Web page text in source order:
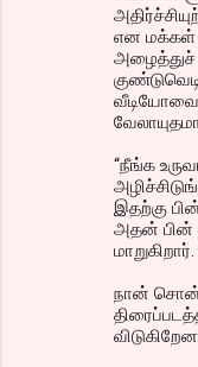
என மக்கள்
அழைத்துச்
வீடியோவை
“நீங்க
இதற்கு
அதன் பின்
மாறுகிறார்.
நான்